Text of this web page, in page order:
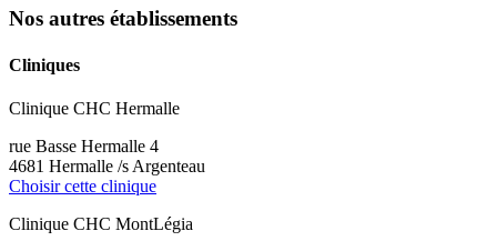
Nos autres établissements
Cliniques
Clinique CHC Hermalle
rue Basse Hermalle 4
4681 Hermalle /s Argenteau
Choisir cette clinique
Clinique CHC MontLégia